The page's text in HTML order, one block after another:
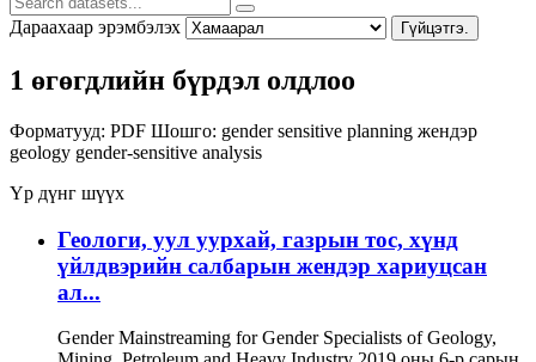
Дараахаар эрэмбэлэх Гүйцэтгэ.
1 өгөгдлийн бүрдэл олдлоо
Форматууд: PDF Шошго: gender sensitive planning жендэр
geology gender-sensitive analysis
Үр дүнг шүүх
Геологи, уул уурхай, газрын тос, хүнд
үйлдвэрийн салбарын жендэр хариуцсан
ал...
Gender Mainstreaming for Gender Specialists of Geology,